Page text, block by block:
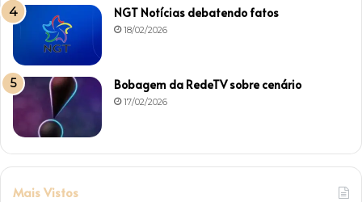
NGT Notícias debatendo fatos
18/02/2026
Bobagem da RedeTV sobre cenário
17/02/2026
Mais Vistos